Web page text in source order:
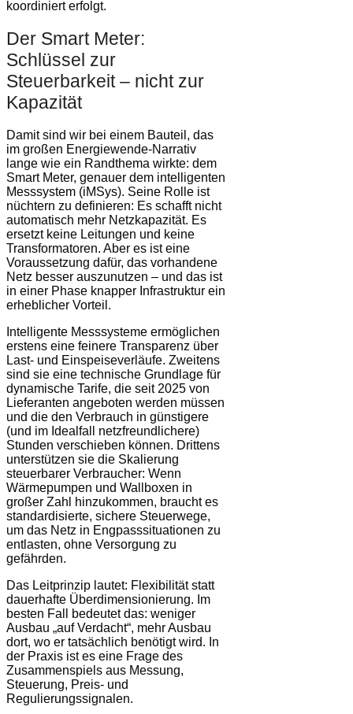
koordiniert erfolgt.
Der Smart Meter:
Schlüssel zur
Steuerbarkeit – nicht zur
Kapazität
Damit sind wir bei einem Bauteil, das
im großen Energiewende-Narrativ
lange wie ein Randthema wirkte: dem
Smart Meter, genauer dem intelligenten
Messsystem (iMSys). Seine Rolle ist
nüchtern zu definieren: Es schafft nicht
automatisch mehr Netzkapazität. Es
ersetzt keine Leitungen und keine
Transformatoren. Aber es ist eine
Voraussetzung dafür, das vorhandene
Netz besser auszunutzen – und das ist
in einer Phase knapper Infrastruktur ein
erheblicher Vorteil.
Intelligente Messsysteme ermöglichen
erstens eine feinere Transparenz über
Last- und Einspeiseverläufe. Zweitens
sind sie eine technische Grundlage für
dynamische Tarife, die seit 2025 von
Lieferanten angeboten werden müssen
und die den Verbrauch in günstigere
(und im Idealfall netzfreundlichere)
Stunden verschieben können. Drittens
unterstützen sie die Skalierung
steuerbarer Verbraucher: Wenn
Wärmepumpen und Wallboxen in
großer Zahl hinzukommen, braucht es
standardisierte, sichere Steuerwege,
um das Netz in Engpasssituationen zu
entlasten, ohne Versorgung zu
gefährden.
Das Leitprinzip lautet: Flexibilität statt
dauerhafte Überdimensionierung. Im
besten Fall bedeutet das: weniger
Ausbau „auf Verdacht“, mehr Ausbau
dort, wo er tatsächlich benötigt wird. In
der Praxis ist es eine Frage des
Zusammenspiels aus Messung,
Steuerung, Preis- und
Regulierungssignalen.